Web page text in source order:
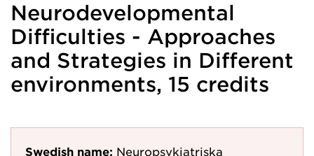
Neurodevelopmental
Difficulties - Approaches
and Strategies in Different
environments, 15 credits
Swedish name: Neuropsykiatriska